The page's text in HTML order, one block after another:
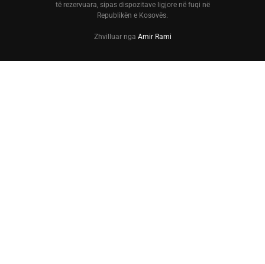
të rezervuara, sipas dispozitave ligjore në fuqi në
Republikën e Kosovës.
Zhvilluar nga Amir Rami